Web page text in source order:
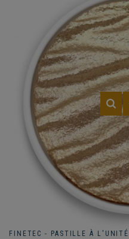
FINETEC - PASTILLE À